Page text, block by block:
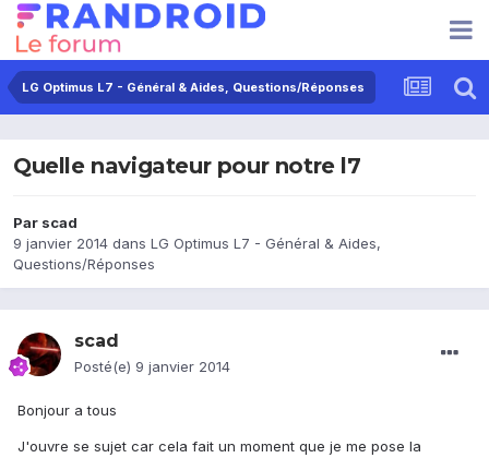
LG Optimus L7 - Général & Aides, Questions/Réponses
Quelle navigateur pour notre l7
Par scad
9 janvier 2014 dans LG Optimus L7 - Général & Aides,
Questions/Réponses
scad
Posté(e) 9 janvier 2014
Bonjour a tous
J'ouvre se sujet car cela fait un moment que je me pose la